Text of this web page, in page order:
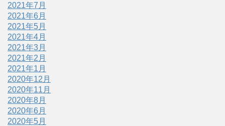
2021年7月
2021年6月
2021年5月
2021年4月
2021年3月
2021年2月
2021年1月
2020年12月
2020年11月
2020年8月
2020年6月
2020年5月